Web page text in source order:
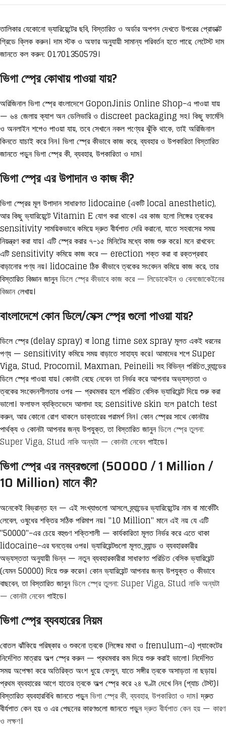
তালিকার যেকোনো ভ্যারিয়েন্টের ছবি, বিস্তারিত ও অর্ডার অপশন দেখতে উপরের প্রোডাক্ট
গ্রিডে ক্লিক করুন। দাম স্টক ও অফার অনুযায়ী সামান্য পরিবর্তন হতে পারে; লেটেস্ট দাম
জানতে কল করুন: 01701350579।
ভিগা স্প্রে কোথায় পাওয়া যায়?
অরিজিনাল ভিগা স্প্রে বাংলাদেশে GoponJinis Online Shop-এ পাওয়া যায়
— ৬৪ জেলায় ক্যাশ অন ডেলিভারি ও discreet packaging সহ। কিছু ফার্মেসি
ও অনলাইন শপেও পাওয়া যায়, তবে সেখানে নকল পণ্যের ঝুঁকি থাকে, তাই অরিজিনাল
কিনতে যাচাই করে নিন। ভিগা স্প্রে কীভাবে কাজ করে, ব্যবহার ও উপকারিতা বিস্তারিত
জানতে পড়ুনভিগা স্প্রে কী, ব্যবহার, উপকারিতা ও দাম।
ভিগা স্প্রে এর উপাদান ও কাজ কী?
ভিগা স্প্রের মূল উপাদান সাধারণত lidocaine (একটি local anesthetic),
আর কিছু ভ্যারিয়েন্টে Vitamin E যোগ করা থাকে। এর কাজ হলো লিঙ্গের ত্বকের
sensitivity সাময়িকভাবে কমিয়ে দ্রুত বীর্যপাত দেরি করানো, যাতে সহবাসের সময়
নিয়ন্ত্রণ করা যায়। এটি স্প্রে করার ৭-১৫ মিনিটের মধ্যে কাজ শুরু করে। মনে রাখবেন:
এটি sensitivity কমিয়ে কাজ করে — erection শক্ত করা বা রক্তপ্রবাহ
বাড়ানোর পণ্য নয়। lidocaine ঠিক কীভাবে ত্বকের সংবেদন কমিয়ে কাজ করে, তার
বিস্তারিত বিজ্ঞান জানুনডিলে স্প্রে কীভাবে কাজ করে — লিডোকেইন ও বেনজোকেইনের
বিজ্ঞানলেখায়।
বাংলাদেশে কোন ডিলে/সেক্স স্প্রে গুলো পাওয়া যায়?
ডিলে স্প্রে (delay spray) বা long time sex spray মূলত একই ধরনের
পণ্য — sensitivity কমিয়ে সময় বাড়াতে সাহায্য করে। আমাদের শপে Super
Viga, Stud, Procomil, Maxman, Peineili সহ বিভিন্ন পরিচিত ব্র্যান্ডের
ডিলে স্প্রে পাওয়া যায়। কোনটা বেছে নেবেন তা নির্ভর করে আপনার অভ্যস্ততা ও
ত্বকের সংবেদনশীলতার ওপর — প্রথমবার হলে পরিচিত বেসিক ভ্যারিয়েন্ট দিয়ে শুরু করা
ভালো। ফলাফল ব্যক্তিভেদে আলাদা হয়; sensitive skin হলে patch test
করুন, আর কোনো রোগ থাকলে ডাক্তারের পরামর্শ নিন। কোন স্প্রের সাথে কোনটার
পার্থক্য ও কোনটা আপনার জন্য উপযুক্ত, তা বিস্তারিত জানুনডিলে স্প্রে তুলনা:
Super Viga, Stud নাকি অন্যটা — কোনটা নেবেনগাইডে।
ভিগা স্প্রে এর নম্বরগুলো (50000 / 1 Million /
10 Million) মানে কী?
অনেকেই বিভ্রান্ত হন — এই সংখ্যাগুলো আসলে ব্র্যান্ডের ভ্যারিয়েন্টের নাম বা মার্কেটিং
লেবেল, ওষুধের শক্তির সঠিক পরিমাপ নয়। "10 Million" মানে এই নয় যে এটি
"50000"-এর চেয়ে বহুগুণ শক্তিশালী — কার্যকারিতা মূলত নির্ভর করে এতে থাকা
lidocaine-এর ঘনত্বের ওপর। ভ্যারিয়েন্টগুলো মূলত ব্র্যান্ড ও ব্যবহারকারীর
অভ্যস্ততা অনুযায়ী ভিন্ন — নতুন ব্যবহারকারীরা সাধারণত পরিচিত বেসিক ভ্যারিয়েন্ট
(যেমন 50000) দিয়ে শুরু করেন। কোন ভ্যারিয়েন্ট আপনার জন্য উপযুক্ত ও কীভাবে
বাছবেন, তা বিস্তারিত জানুনডিলে স্প্রে তুলনা: Super Viga, Stud নাকি অন্যটা
— কোনটা নেবেনগাইডে।
ভিগা স্প্রে ব্যবহারের নিয়ম
বোতল ঝাঁকিয়ে পরিষ্কার ও শুকনো ত্বকে (লিঙ্গের মাথা ও frenulum-এ) প্যাকেটের
নির্দেশিত মাত্রায় অল্প স্প্রে করুন — প্রথমবার কম দিয়ে শুরু করাই ভালো। নির্দেশিত
সময় অপেক্ষা করে অতিরিক্ত অংশ ধুয়ে ফেলুন, যাতে সঙ্গীর ত্বকে অসাড়তা না ছড়ায়।
প্রথম ব্যবহারের আগে হাতের ত্বকে অল্প স্প্রে করে ২৪ ঘণ্টা দেখে নিন (প্যাচ টেস্ট)।
বিস্তারিত ব্যবহারবিধি জানতে পড়ুনভিগা স্প্রে কী, ব্যবহার, উপকারিতা ও দাম। দ্রুত
বীর্যপাত কেন হয় ও এর পেছনের কারণগুলো জানতে পড়ুনদ্রুত বীর্যপাত কেন হয় — কারণ
ও লক্ষণ।